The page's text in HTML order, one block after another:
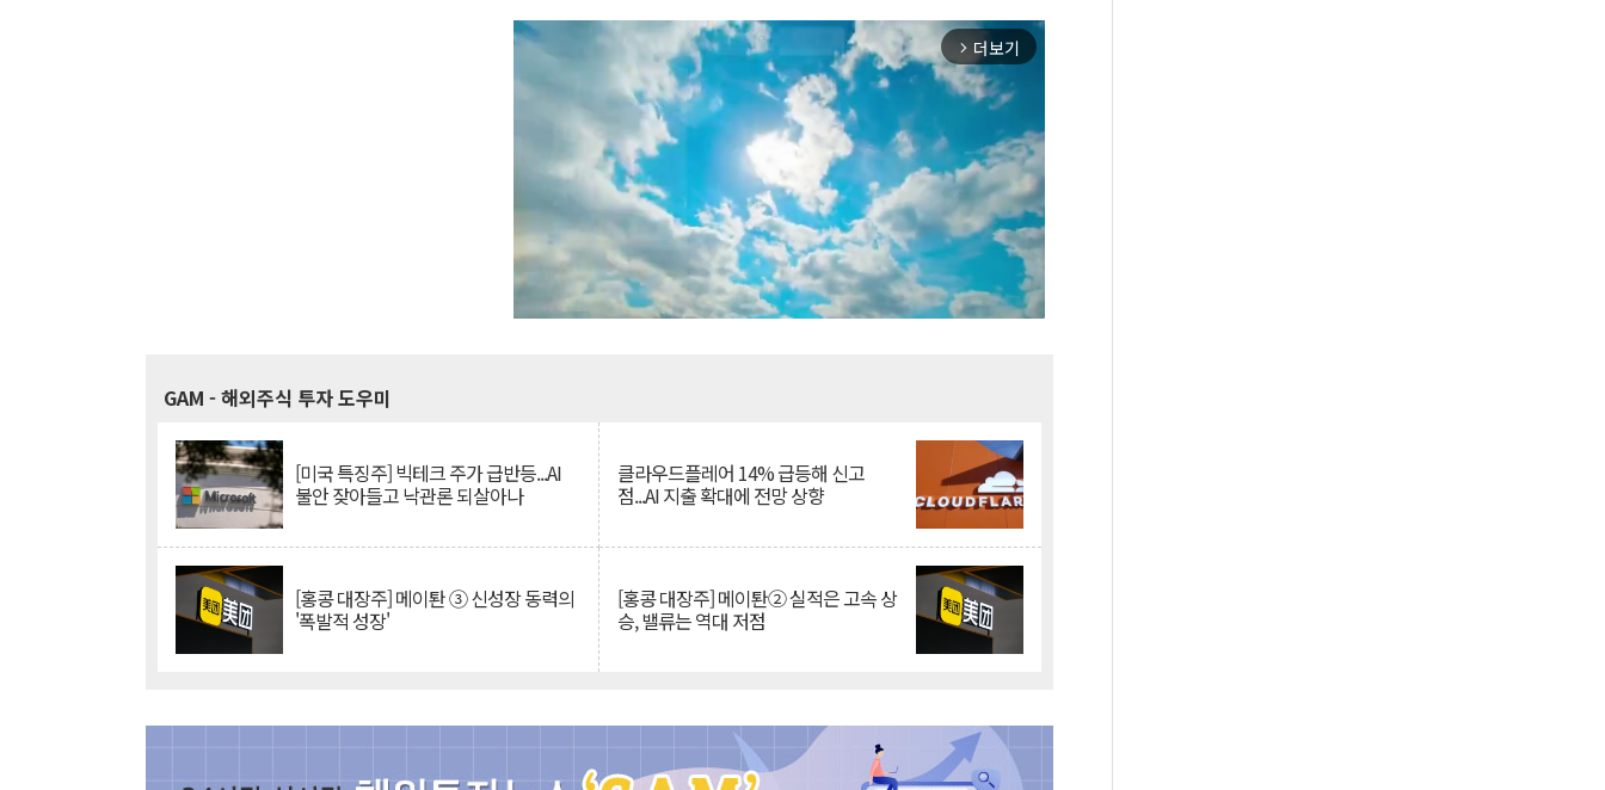
arrow_forward_ios 더보기
GAM - 해외주식 투자 도우미
[미국 특징주] 빅테크 주가 급반등...AI
불안 잦아들고 낙관론 되살아나
클라우드플레어 14% 급등해 신고
점...AI 지출 확대에 전망 상향
[홍콩 대장주] 메이퇀 ③ 신성장 동력의
'폭발적 성장'
[홍콩 대장주] 메이퇀② 실적은 고속 상
승, 밸류는 역대 저점